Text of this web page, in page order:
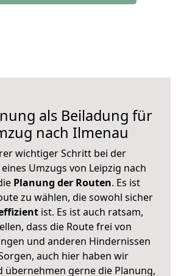
als Beiladung für
nach Ilmenau
wichtiger Schritt bei der
Umzugs von Leipzig nach
Planung der Routen. Es ist
zu wählen, die sowohl sicher
ist. Es ist auch ratsam,
dass die Route frei von
und anderen Hindernissen
auch hier haben wir
übernehmen gerne die Planung,